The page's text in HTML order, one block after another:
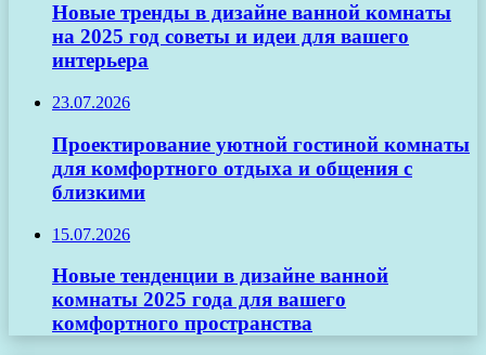
Новые тренды в дизайне ванной комнаты
на 2025 год советы и идеи для вашего
интерьера
23.07.2026
Проектирование уютной гостиной комнаты
для комфортного отдыха и общения с
близкими
15.07.2026
Новые тенденции в дизайне ванной
комнаты 2025 года для вашего
комфортного пространства